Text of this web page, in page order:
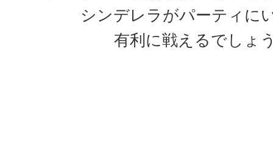
シンデレラがパーティに
有利に戦えるでしょ